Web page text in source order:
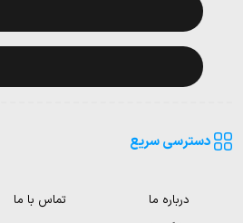
دسترسی سریع
درباره ما تماس با ما